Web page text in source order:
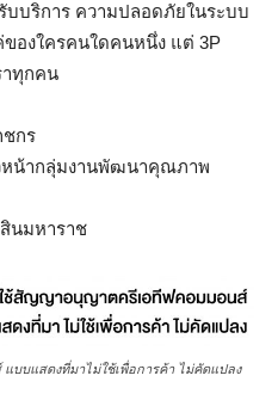
บบริการ ความปลอดภัยในระบบ
องใครคนใดคนหนึ่ง แต่ 3P
าทุกคน
กร
น้ากลุ่มงานพัฒนาคุณภาพ
นมหาราช
บแสดงที่มาไม่ใช้เพื่อการค้า ไม่คัดแปลง